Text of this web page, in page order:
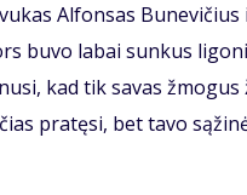
Al­fon­sas
bu­vo la­bai sun­kus
kad tik sa­vas
pra­tę­si, bet ta­vo